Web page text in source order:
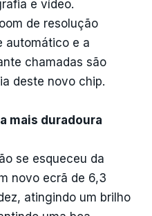
e vídeo.
de resolução
automático e a
chamadas são
deste novo chip.
mais duradoura
se esqueceu da
novo ecrã de 6,3
atingindo um brilho